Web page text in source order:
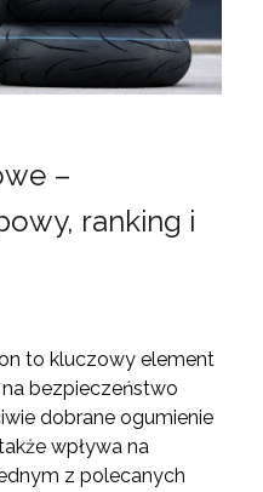
–
ranking i
to kluczowy element
bezpieczeństwo
dobrane ogumienie
wpływa na
z polecanych